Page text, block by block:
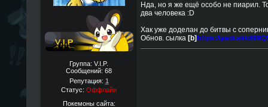
Группа: V.I.P.
Сообщений: 68
Репутация: 1
Статус: Оффлайн
Покемоны сайта:
Нда, но я же ещё особо не пиарил.
два человека :D
Хак уже доделан до битвы с
Обнов. сылка [b] https://yadi.sk/d/